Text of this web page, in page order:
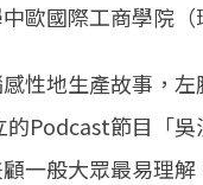
歐國際工商學院
性地生產故事，
Podcast節目「
一般大眾最易理